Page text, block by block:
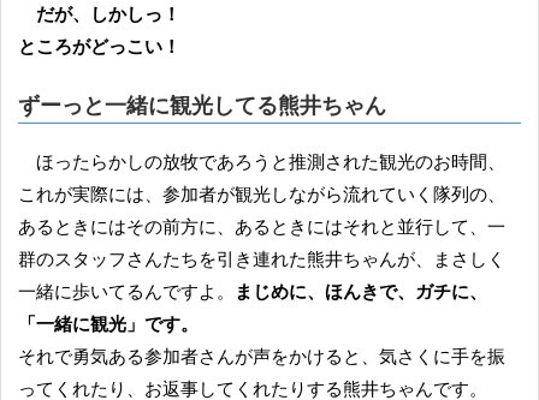
だが、しかしっ！
ところがどっこい！
ずーっと一緒に観光してる熊井ちゃん
ほったらかしの放牧であろうと推測された観光のお時間、
これが実際には、参加者が観光しながら流れていく隊列の、
あるときにはその前方に、あるときにはそれと並行して、一
群のスタッフさんたちを引き連れた熊井ちゃんが、まさしく
一緒に歩いてるんですよ。
まじめに、ほんきで、ガチに、
「一緒に観光」です。
それで勇気ある参加者さんが声をかけると、気さくに手を振
ってくれたり、お返事してくれたりする熊井ちゃんです。